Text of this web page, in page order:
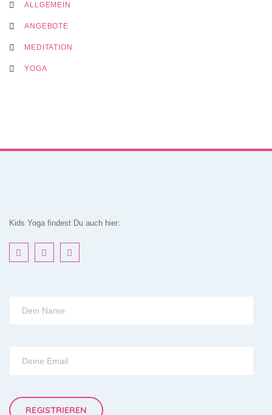
ALLGEMEIN
ANGEBOTE
MEDITATION
YOGA
Kids Yoga findest Du auch hier: